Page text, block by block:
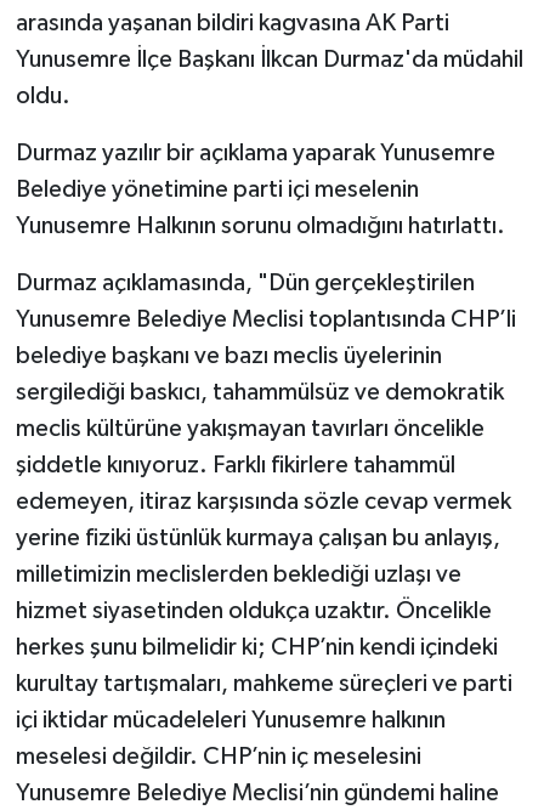
arasında yaşanan bildiri kagvasına AK Parti
Yunusemre İlçe Başkanı İlkcan Durmaz'da müdahil
oldu.
Durmaz yazılır bir açıklama yaparak Yunusemre
Belediye yönetimine parti içi meselenin
Yunusemre Halkının sorunu olmadığını hatırlattı.
Durmaz açıklamasında, "Dün gerçekleştirilen
Yunusemre Belediye Meclisi toplantısında CHP’li
belediye başkanı ve bazı meclis üyelerinin
sergilediği baskıcı, tahammülsüz ve demokratik
meclis kültürüne yakışmayan tavırları öncelikle
şiddetle kınıyoruz. Farklı fikirlere tahammül
edemeyen, itiraz karşısında sözle cevap vermek
yerine fiziki üstünlük kurmaya çalışan bu anlayış,
milletimizin meclislerden beklediği uzlaşı ve
hizmet siyasetinden oldukça uzaktır. Öncelikle
herkes şunu bilmelidir ki; CHP’nin kendi içindeki
kurultay tartışmaları, mahkeme süreçleri ve parti
içi iktidar mücadeleleri Yunusemre halkının
meselesi değildir. CHP’nin iç meselesini
Yunusemre Belediye Meclisi’nin gündemi haline